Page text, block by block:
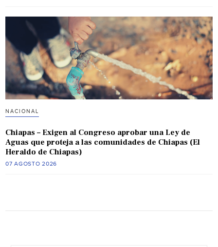
NACIONAL
Chiapas – Exigen al Congreso aprobar una Ley de
Aguas que proteja a las comunidades de Chiapas (El
Heraldo de Chiapas)
07 AGOSTO 2026